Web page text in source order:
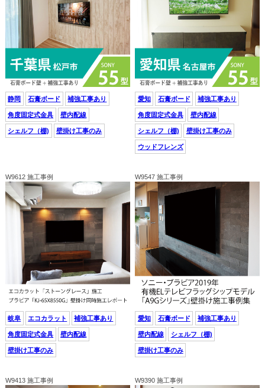
静岡 石膏ボード 補強工事あり
角度固定式金具 壁内配線
シェルフ（棚) 壁掛け工事のみ
愛知 石膏ボード 補強工事あり
角度固定式金具 壁内配線
シェルフ（棚) 壁掛け工事のみ
ウッドフレンズ
W9612 施工事例
岐阜 エコカラット 補強工事あり
角度固定式金具 壁内配線
壁掛け工事のみ
W9547 施工事例
愛知 石膏ボード 補強工事あり
壁内配線 シェルフ（棚)
壁掛け工事のみ
W9413 施工事例 W9390 施工事例